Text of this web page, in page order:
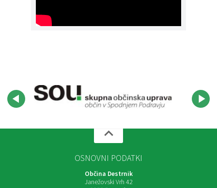
OSNOVNI PODATKI
Občina Destrnik
Janežovski Vrh 42